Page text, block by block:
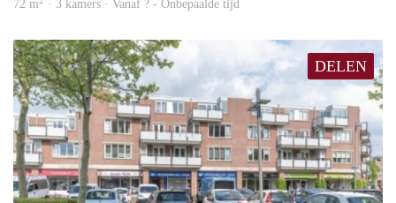
72 m · 3 kamers · Vanaf ? - Onbepaalde tijd
DELEN